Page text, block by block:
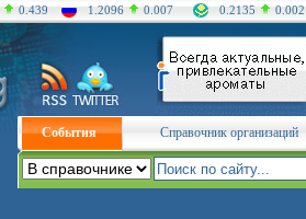
0.439 1.2096 0.007 0.2135 0.002
События Справочник организаций